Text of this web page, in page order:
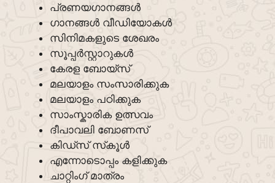
പ്രണയഗാനങ്ങൾ
ഗാനങ്ങൾ വീഡിയോകൾ
സിനിമകളുടെ ശേഖരം
സൂപ്പർസ്റ്റാറുകൾ
കേരള ബോയ്സ്
മലയാളം സംസാരിക്കുക
മലയാളം പഠിക്കുക
സാംസ്കാരിക ഉത്സവം
ദീപാവലി ബോണസ്
കിഡ്‌സ് സ്‌കൂൾ
എന്നോടൊപ്പം കളിക്കുക
ചാറ്റിംഗ് മാത്രം